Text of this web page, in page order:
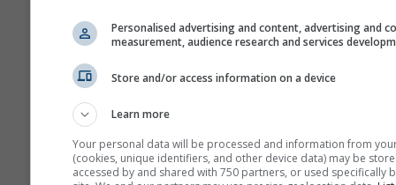
Personalised advertising and content, advertising and
measurement, audience research and services
Store and/or access information on a device
Learn more
Your personal data will be processed and information from
(cookies, unique identifiers, and other device data) may be
accessed by and shared with 750 partners, or used specifically